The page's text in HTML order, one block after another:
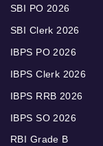
SBI PO 2026
SBI Clerk 2026
IBPS PO 2026
IBPS Clerk 2026
IBPS RRB 2026
IBPS SO 2026
RBI Grade B